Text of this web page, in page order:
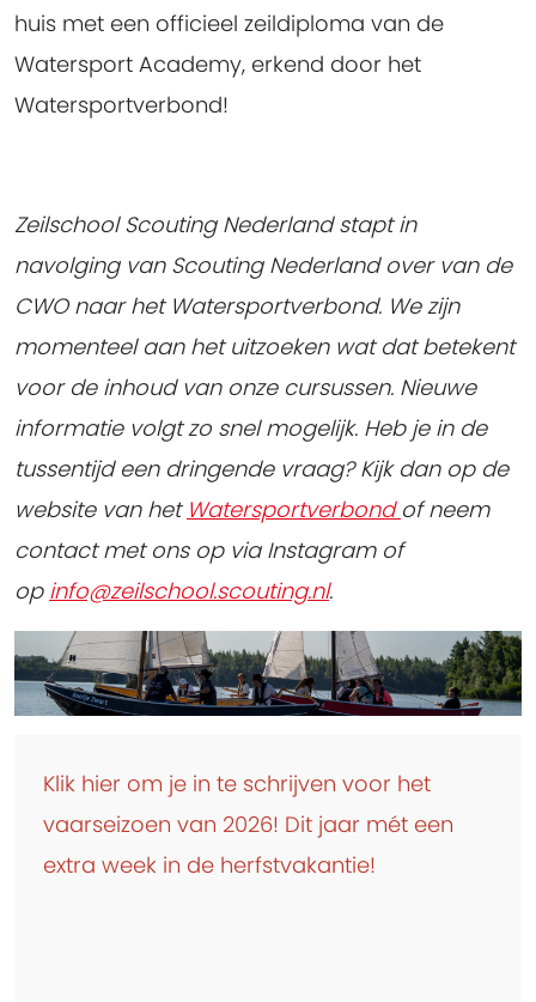
huis met een officieel zeildiploma van de
Watersport Academy, erkend door het
Watersportverbond!
Zeilschool Scouting Nederland stapt in
navolging van Scouting Nederland over van de
CWO naar het Watersportverbond. We zijn
momenteel aan het uitzoeken wat dat betekent
voor de inhoud van onze cursussen. Nieuwe
informatie volgt zo snel mogelijk. Heb je in de
tussentijd een dringende vraag? Kijk dan op de
website van het Watersportverbond of neem
contact met ons op via Instagram of
op info@zeilschool.scouting.nl.
Klik hier om je in te schrijven voor het
vaarseizoen van 2026! Dit jaar mét een
extra week in de herfstvakantie!